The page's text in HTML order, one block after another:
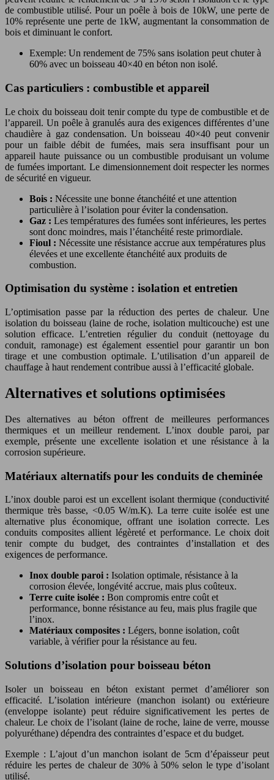
de combustible utilisé. Pour un poêle à bois de 10kW, une perte de
10% représente une perte de 1kW, augmentant la consommation de
bois et diminuant le confort.
Exemple: Un rendement de 75% sans isolation peut chuter à
60% avec un boisseau 40×40 en béton non isolé.
Cas particuliers : combustible et appareil
Le choix du boisseau doit tenir compte du type de combustible et de
l’appareil. Un poêle à granulés aura des exigences différentes d’une
chaudière à gaz condensation. Un boisseau 40×40 peut convenir
pour un faible débit de fumées, mais sera insuffisant pour un
appareil haute puissance ou un combustible produisant un volume
de fumées important. Le dimensionnement doit respecter les normes
de sécurité en vigueur.
Bois : Nécessite une bonne étanchéité et une attention
particulière à l’isolation pour éviter la condensation.
Gaz : Les températures des fumées sont inférieures, les pertes
sont donc moindres, mais l’étanchéité reste primordiale.
Fioul : Nécessite une résistance accrue aux températures plus
élevées et une excellente étanchéité aux produits de
combustion.
Optimisation du système : isolation et entretien
L’optimisation passe par la réduction des pertes de chaleur. Une
isolation du boisseau (laine de roche, isolation multicouche) est une
solution efficace. L’entretien régulier du conduit (nettoyage du
conduit, ramonage) est également essentiel pour garantir un bon
tirage et une combustion optimale. L’utilisation d’un appareil de
chauffage à haut rendement contribue aussi à l’efficacité globale.
Alternatives et solutions optimisées
Des alternatives au béton offrent de meilleures performances
thermiques et un meilleur rendement. L’inox double paroi, par
exemple, présente une excellente isolation et une résistance à la
corrosion supérieure.
Matériaux alternatifs pour les conduits de cheminée
L’inox double paroi est un excellent isolant thermique (conductivité
thermique très basse, <0.05 W/m.K). La terre cuite isolée est une
alternative plus économique, offrant une isolation correcte. Les
conduits composites allient légèreté et performance. Le choix doit
tenir compte du budget, des contraintes d’installation et des
exigences de performance.
Inox double paroi : Isolation optimale, résistance à la
corrosion élevée, longévité accrue, mais plus coûteux.
Terre cuite isolée : Bon compromis entre coût et
performance, bonne résistance au feu, mais plus fragile que
l’inox.
Matériaux composites : Légers, bonne isolation, coût
variable, à vérifier pour la résistance au feu.
Solutions d’isolation pour boisseau béton
Isoler un boisseau en béton existant permet d’améliorer son
efficacité. L’isolation intérieure (manchon isolant) ou extérieure
(enveloppe isolante) peut réduire significativement les pertes de
chaleur. Le choix de l’isolant (laine de roche, laine de verre, mousse
polyuréthane) dépendra des contraintes d’espace et du budget.
Exemple : L’ajout d’un manchon isolant de 5cm d’épaisseur peut
réduire les pertes de chaleur de 30% à 50% selon le type d’isolant
utilisé.